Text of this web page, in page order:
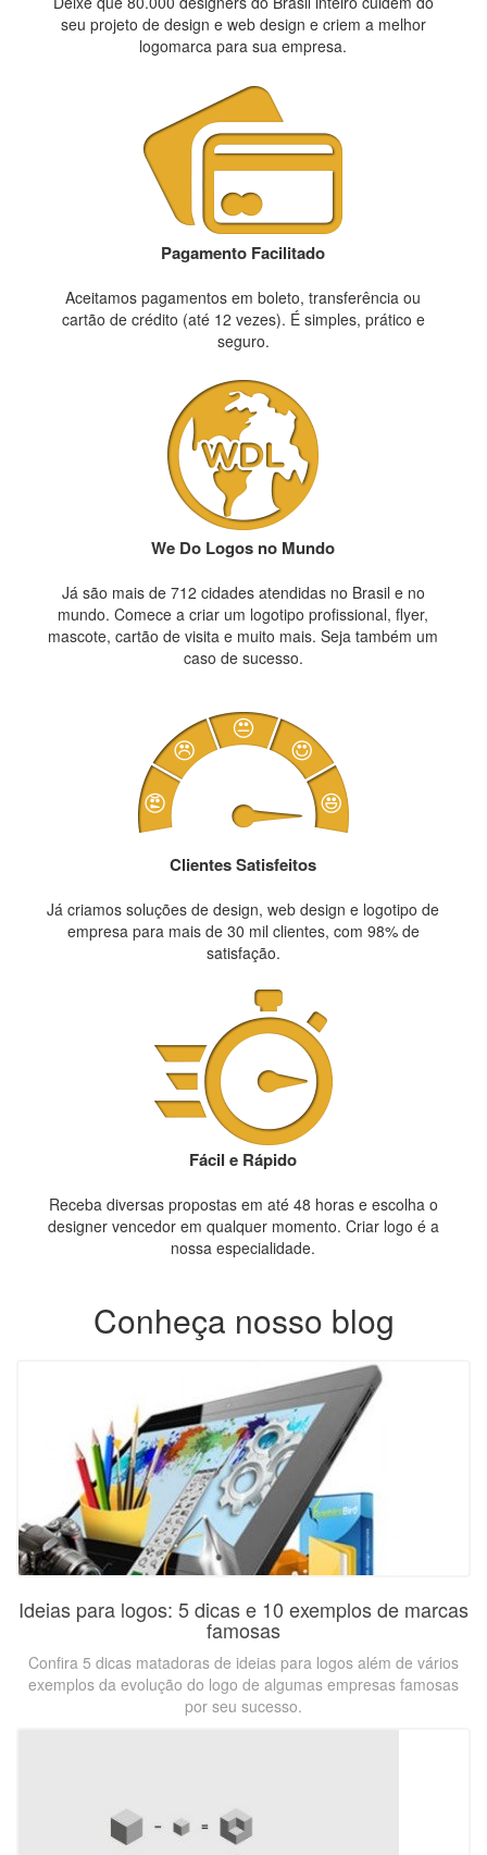
seu projeto de design e web design e criem a melhor
logomarca para sua empresa.
Pagamento Facilitado
Aceitamos pagamentos em boleto, transferência ou
cartão de crédito (até 12 vezes). É simples, prático e
seguro.
We Do Logos no Mundo
Já são mais de 712 cidades atendidas no Brasil e no
mundo. Comece a criar um logotipo profissional, flyer,
mascote, cartão de visita e muito mais. Seja também um
caso de sucesso.
Clientes Satisfeitos
Já criamos soluções de design, web design e logotipo de
empresa para mais de 30 mil clientes, com 98% de
satisfação.
Fácil e Rápido
Receba diversas propostas em até 48 horas e escolha o
designer vencedor em qualquer momento. Criar logo é a
nossa especialidade.
Conheça nosso blog
Ideias para logos: 5 dicas e 10 exemplos de marcas
famosas
Confira 5 dicas matadoras de ideias para logos além de vários
exemplos da evolução do logo de algumas empresas famosas
por seu sucesso.